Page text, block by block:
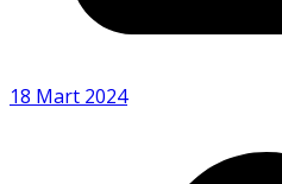
18 Mart 2024